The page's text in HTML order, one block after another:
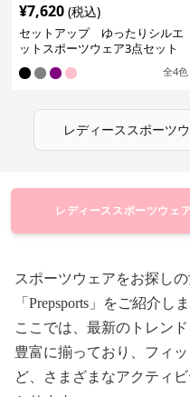
¥7,620 (税込)
セットアップ ゆったりシルエ
ットスポーツウェア3点セット
全4色
レディーススポーツ
レディーススポーツウェ
スポーツウェアをお探し
「Prepsports」をご紹介しま
ここでは、最新のトレン
豊富に揃っており、フィ
ど、さまざまなアクティ